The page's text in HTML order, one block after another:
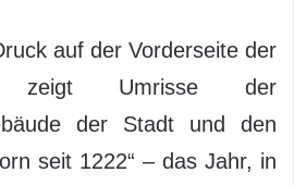
auf der Vorderseite der
zeigt Umrisse der
der Stadt und den
seit 1222“ – das Jahr, in